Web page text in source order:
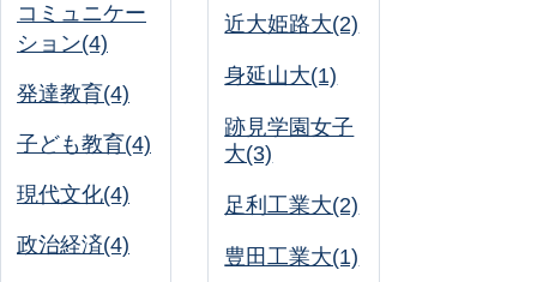
コミュニケー
ション(4)
発達教育(4)
子ども教育(4)
現代文化(4)
政治経済(4)
近大姫路大(2)
身延山大(1)
跡見学園女子
大(3)
足利工業大(2)
豊田工業大(1)